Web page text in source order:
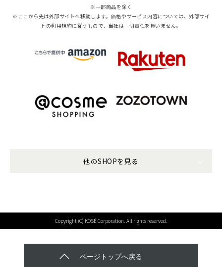
※一部商品を除く
※ここから先は外部サイトへ移動します。価格やサービス内容については、外部サイ
トの利用規約に従うもので、当社は一切責任を負いません。
他のSHOPを見る
Copyright (C) KOSÈ Corporation. All rights reserved.
ページトップへ戻る